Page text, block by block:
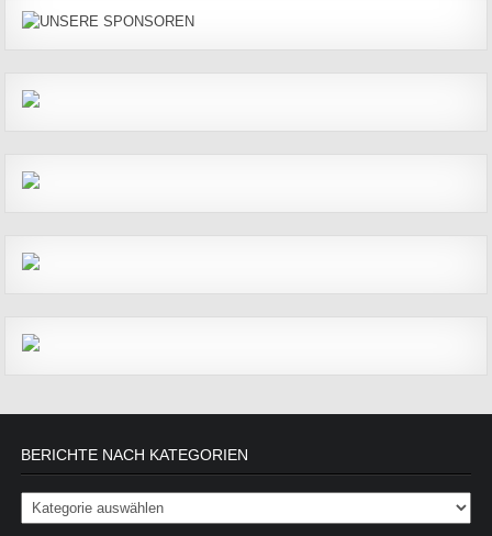
BERICHTE NACH KATEGORIEN
Berichte nach Kategorien